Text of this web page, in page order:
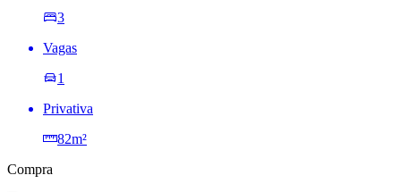
3
Vagas
1
Privativa
82m²
Compra